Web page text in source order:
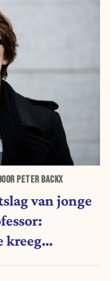
PETER BACKX
van jonge
kreeg